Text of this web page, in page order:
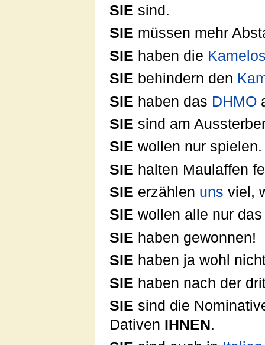
SIE sind.
SIE müssen mehr
SIE haben die
SIE behindern den
SIE haben das DHMO
SIE sind am
SIE wollen nur spielen.
SIE halten Maulaffen
SIE erzählen uns viel,
SIE wollen alle nur
SIE haben gewonnen!
SIE haben ja wohl
SIE haben nach der
SIE sind die
Dativen IHNEN.